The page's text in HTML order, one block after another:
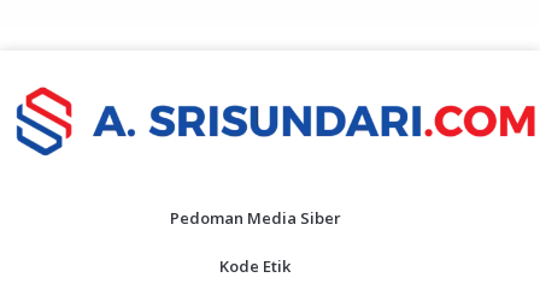
Pedoman Media Siber
Kode Etik